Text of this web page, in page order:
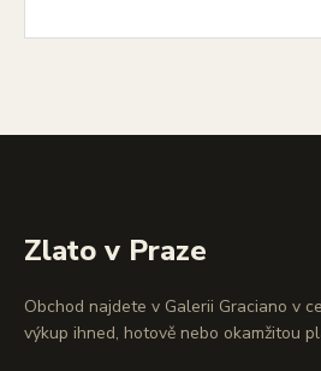
Zlato v Praze
Obchod najdete v Galerii Graciano v
výkup ihned, hotově nebo okamžitou